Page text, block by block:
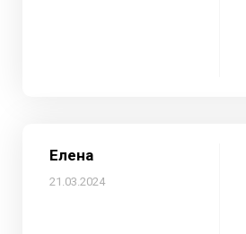
Елена
21.03.2024